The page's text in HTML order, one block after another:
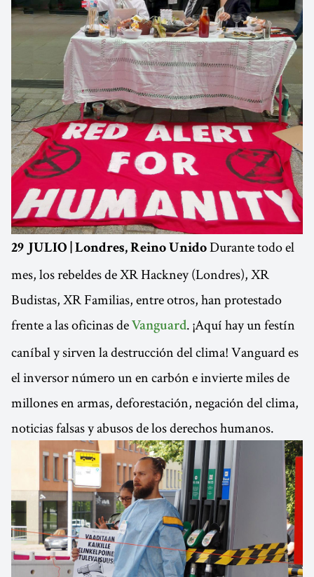
29 JULIO | Londres, Reino Unido Durante todo el
mes, los rebeldes de XR Hackney (Londres), XR
Budistas, XR Familias, entre otros, han protestado
frente a las oficinas de Vanguard. ¡Aquí hay un festín
caníbal y sirven la destrucción del clima! Vanguard es
el inversor número un en carbón e invierte miles de
millones en armas, deforestación, negación del clima,
noticias falsas y abusos de los derechos humanos.